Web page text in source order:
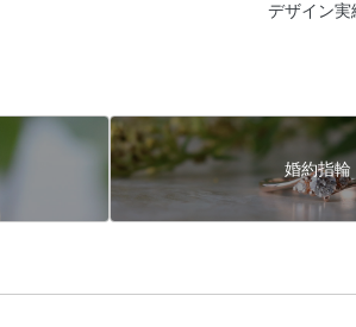
デザイン実
婚約指輪